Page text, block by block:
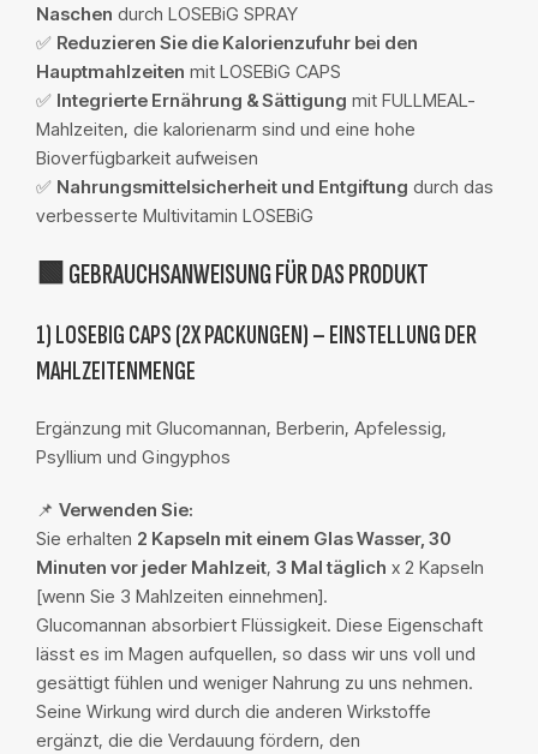
Naschen durch LOSEBiG SPRAY
✅ Reduzieren Sie die Kalorienzufuhr bei den
Hauptmahlzeiten mit LOSEBiG CAPS
✅ Integrierte Ernährung & Sättigung mit FULLMEAL-
Mahlzeiten, die kalorienarm sind und eine hohe
Bioverfügbarkeit aufweisen
✅ Nahrungsmittelsicherheit und Entgiftung durch das
verbesserte Multivitamin LOSEBiG
🟩 GEBRAUCHSANWEISUNG FÜR DAS PRODUKT
1) LOSEBIG CAPS (2X PACKUNGEN) – EINSTELLUNG DER
MAHLZEITENMENGE
Ergänzung mit Glucomannan, Berberin, Apfelessig,
Psyllium und Gingyphos
📌 Verwenden Sie:
Sie erhalten 2 Kapseln mit einem Glas Wasser, 30
Minuten vor jeder Mahlzeit, 3 Mal täglich x 2 Kapseln
[wenn Sie 3 Mahlzeiten einnehmen].
Glucomannan absorbiert Flüssigkeit. Diese Eigenschaft
lässt es im Magen aufquellen, so dass wir uns voll und
gesättigt fühlen und weniger Nahrung zu uns nehmen.
Seine Wirkung wird durch die anderen Wirkstoffe
ergänzt, die die Verdauung fördern, den